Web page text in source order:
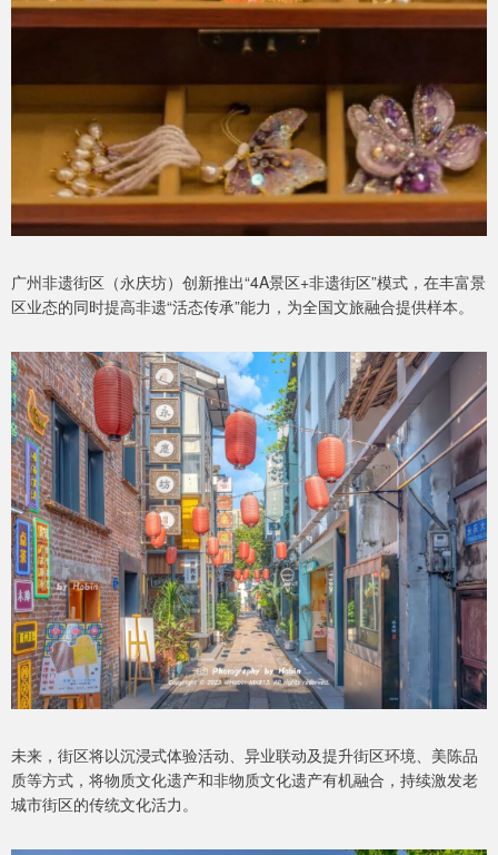
广州非遗街区（永庆坊）创新推出“4A景区+非遗街区”模式，在丰富景
区业态的同时提高非遗“活态传承”能力，为全国文旅融合提供样本。
未来，街区将以沉浸式体验活动、异业联动及提升街区环境、美陈品
质等方式，将物质文化遗产和非物质文化遗产有机融合，持续激发老
城市街区的传统文化活力。